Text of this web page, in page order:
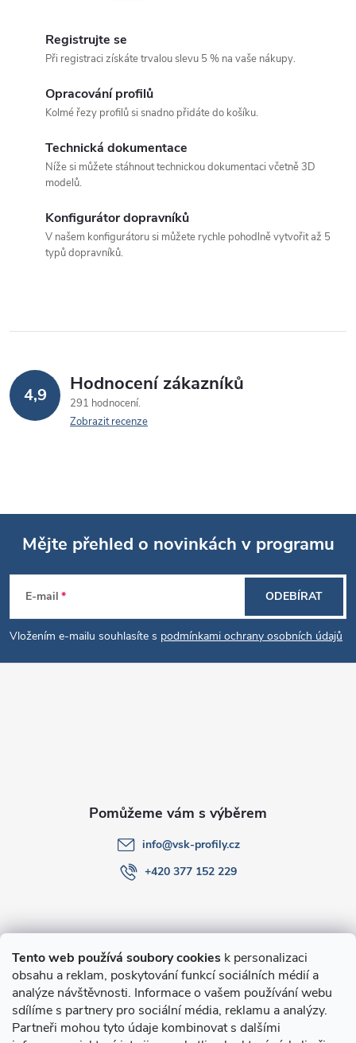
Tento web používá soubory cookies k personalizaci
obsahu a reklam, poskytování funkcí sociálních médií a
analýze návštěvnosti. Informace o vašem používání webu
sdílíme s partnery pro sociální média, reklamu a analýzy.
Partneři mohou tyto údaje kombinovat s dalšími
p
s
u
Registrujte se
Při registraci získáte trvalou slevu 5 % na vaše nákupy.
Opracování profilů
Kolmé řezy profilů si snadno přidáte do košíku.
Technická dokumentace
Níže si můžete stáhnout technickou dokumentaci včetně 3D
modelů.
Konfigurátor dopravníků
V našem konfigurátoru si můžete rychle pohodlně vytvořit až 5
typů dopravníků.
4,9 Hodnocení zákazníků
291 hodnocení
Zobrazit recenze
Z
á
p
Mějte přehled o novinkách v programu
E-mail
Vložením e-mailu souhlasíte s podmínkami ochrany osobních údajů
ODEBÍRAT
O nákupu
Novinky v programu Alusic
info@vsk-profily.cz
+420 377 152 229